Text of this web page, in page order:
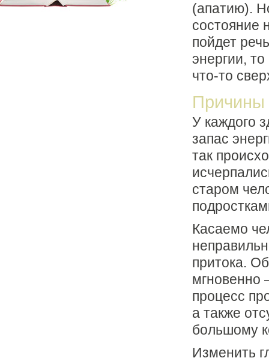
(апатию).
состояние
пойдет
энергии,
что-то
Причины
У каждого
запас
так
старом
Касаемо
притока.
мгновенно
процесс
а также
большому
Изменить